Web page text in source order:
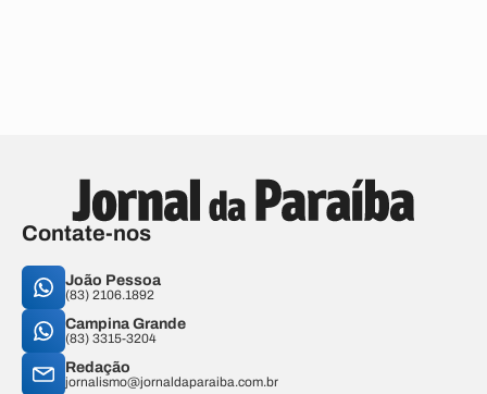
Contate-nos
João Pessoa
(83) 2106.1892
Campina Grande
(83) 3315-3204
Redação
jornalismo@jornaldaparaiba.com.br